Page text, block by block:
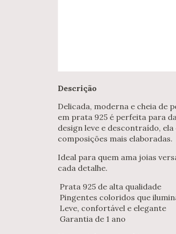
Descrição
Delicada, moderna e cheia de
em prata 925 é perfeita para
design leve e descontraído,
composições mais elaboradas.
Ideal para quem ama joias
cada detalhe.
Prata 925 de alta qualidade
Pingentes coloridos que
Leve, confortável e elegante
Garantia de 1 ano